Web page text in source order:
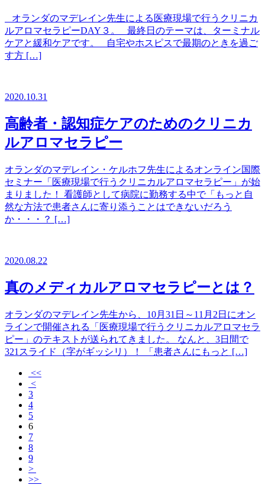
オランダのマデレイン先生による医療現場で行うクリニカ
ルアロマセラピーDAY３。 最終日のテーマは、ターミナル
ケアと緩和ケアです。 自宅やホスピスで最期のときを過ご
す方 […]
2020.10.31
高齢者・認知症ケアのためのクリニカ
ルアロマセラピー
オランダのマデレイン・ケルホフ先生によるオンライン国際
セミナー「医療現場で行うクリニカルアロマセラピー」が始
まりました！ 看護師として病院に勤務する中で「もっと自
然な方法で患者さんに寄り添うことはできないだろう
か・・・？ […]
2020.08.22
真のメディカルアロマセラピーとは？
オランダのマデレイン先生から、10月31日～11月2日にオン
ラインで開催される「医療現場で行うクリニカルアロマセラ
ピー」のテキストが送られてきました。 なんと、3日間で
321スライド（字がギッシリ）！ 「患者さんにもっと […]
<<
<
3
4
5
6
7
8
9
>
>>